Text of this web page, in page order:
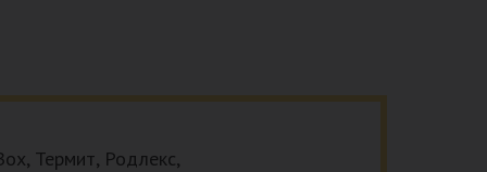
Термит, Родлекс,